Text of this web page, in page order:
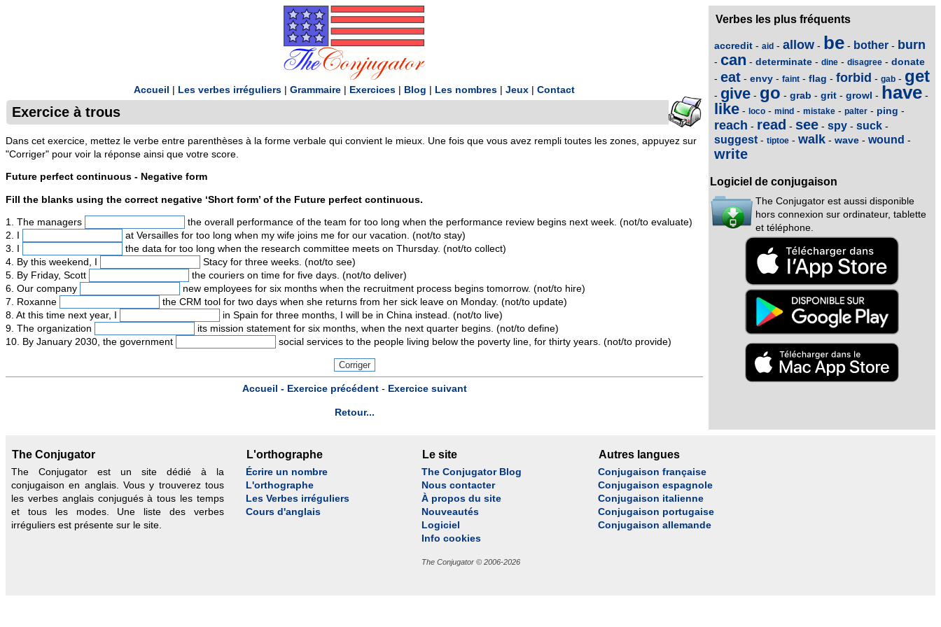
Accueil Les verbes irréguliers Grammaire Exercices Blog Les nombres Jeux Contact
Exercice à trous
Dans cet exercice, mettez le verbe entre parenthèses à la forme verbale qui convient le mieux. Une fois que vous avez rempli toutes les zones, appuyez sur
"Corriger" pour voir la réponse ainsi que votre score.
Future perfect continuous - Negative form
Fill the blanks using the correct negative ‘Short form’ of the Future perfect continuous.
1. The managers
the overall performance of the team for too long when the performance review begins next week. (not/to evaluate)
2. I
at Versailles for too long when my wife joins me for our vacation. (not/to stay)
3. I
the data for too long when the research committee meets on Thursday. (not/to collect)
4. By this weekend, I
Stacy for three weeks. (not/to see)
5. By Friday, Scott
the couriers on time for five days. (not/to deliver)
6. Our company
new employees for six months when the recruitment process begins tomorrow. (not/to hire)
7. Roxanne
the CRM tool for two days when she returns from her sick leave on Monday. (not/to update)
8. At this time next year, I
in Spain for three months, I will be in China instead. (not/to live)
9. The organization
its mission statement for six months, when the next quarter begins. (not/to define)
10. By January 2030, the government
social services to the people living below the poverty line, for thirty years. (not/to provide)
Accueil - Exercice précédent- Exercice suivant
Retour...
Verbes les plus fréquents
accredit - aid - allow - be - bother - burn
- can - determinate - dine - disagree - donate
- eat - envy - faint - flag - forbid - gab - get
- give - go - grab - grit - growl - have -
like - loco - mind - mistake - palter - ping -
reach - read - see - spy - suck -
suggest - tiptoe - walk - wave - wound -
write
Logiciel de conjugaison
The Conjugator est aussi disponible
hors connexion sur ordinateur, tablette
et téléphone.
The Conjugator
The Conjugator est un site dédié à la
conjugaison en anglais. Vous y trouverez tous
les verbes anglais conjugués à tous les temps
et tous les modes. Une liste des verbes
irréguliers est présente sur le site.
L'orthographe
Écrire un nombre
L'orthographe
Les Verbes irréguliers
Cours d'anglais
Le site
The Conjugator Blog
Nous contacter
À propos du site
Nouveautés
Logiciel
Info cookies
Autres langues
Conjugaison française
Conjugaison espagnole
Conjugaison italienne
Conjugaison portugaise
Conjugaison allemande
The Conjugator © 2006-2026